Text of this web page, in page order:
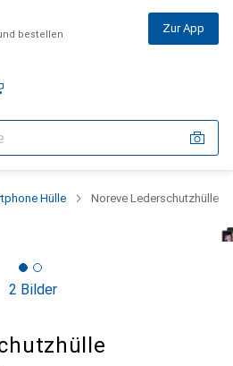
bestellen Zur App
Hülle Noreve Lederschutzhülle
2 Bilder